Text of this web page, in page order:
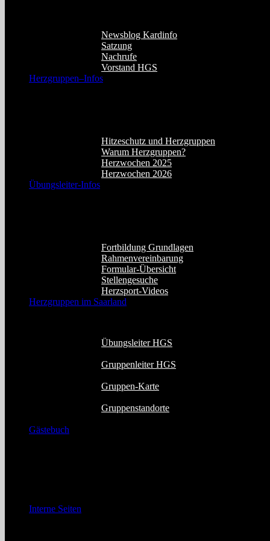
Newsblog Kardinfo
Satzung
Nachrufe
Vorstand HGS
Herzgruppen–Infos
Hitzeschutz und Herzgruppen
Warum Herzgruppen?
Herzwochen 2025
Herzwochen 2026
Übungsleiter-Infos
Fortbildung Grundlagen
Rahmenvereinbarung
Formular-Übersicht
Stellengesuche
Herzsport-Videos
Herzgruppen im Saarland
Übungsleiter HGS
Gruppenleiter HGS
Gruppen-Karte
Gruppenstandorte
Gästebuch
Interne Seiten